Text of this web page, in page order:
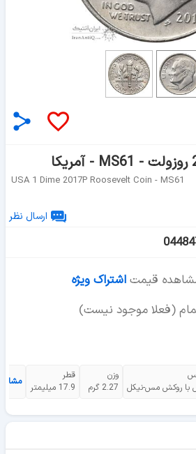
USA 1 Dime 2017P Roosevelt Coin - MS61
ارسال نظر
قیمت اشتراک ویژه
(فعلا موجود نیست)
روکش مس-نیکل
وزن
2.27 گرم
قطر
17.9 میلیمتر